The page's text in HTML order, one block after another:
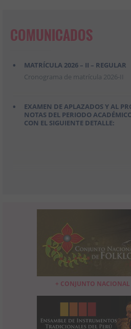
COMUNICADOS
MATRÍCULA 2026 – II – REGULAR
Cronograma de matrícula 2026-II
EXAMEN DE APLAZADOS Y AL
NOTAS DEL PERIODO
CON EL SIGUIENTE DETALLE:
+ CONJUNTO NACIONAL